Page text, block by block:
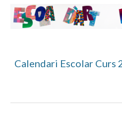
Calendari Escolar Curs